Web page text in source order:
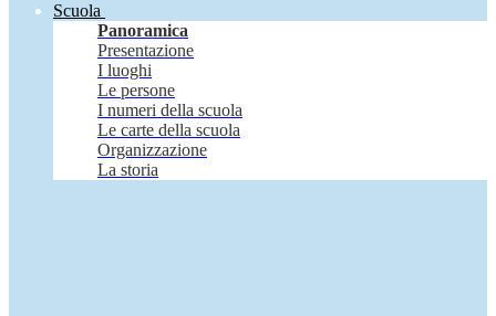
Scuola
Panoramica
Presentazione
I luoghi
Le persone
I numeri della scuola
Le carte della scuola
Organizzazione
La storia